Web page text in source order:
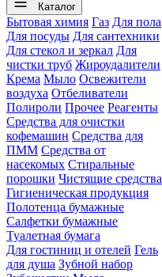
Каталог
Бытовая химия Газ Для пола
Для посуды Для сантехники
Для стекол и зеркал Для
чистки труб Жироудалители
Крема Мыло Освежители
воздуха Отбеливатели
Полироли Прочее Реагенты
Средства для очистки
кофемашин Средства для
ПММ Средства от
насекомых Стиральные
порошки Чистящие средства
Гигиеническая продукция
Полотенца бумажные
Салфетки бумажные
Туалетная бумага
Для гостиниц и отелей Гель
для душа Зубной набор